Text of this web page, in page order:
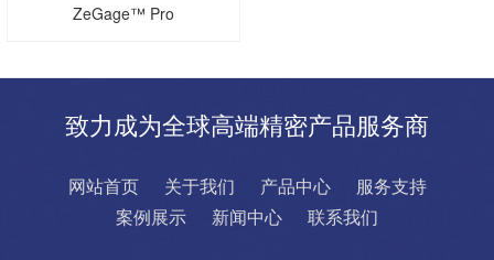
ZeGage™ Pro
致力成为全球高端精密产品服务商
网站首页 关于我们 产品中心
服务支持
案例展示
新闻中心 联系我们